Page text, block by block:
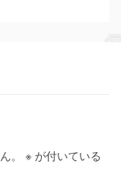
。 ※ が付いている